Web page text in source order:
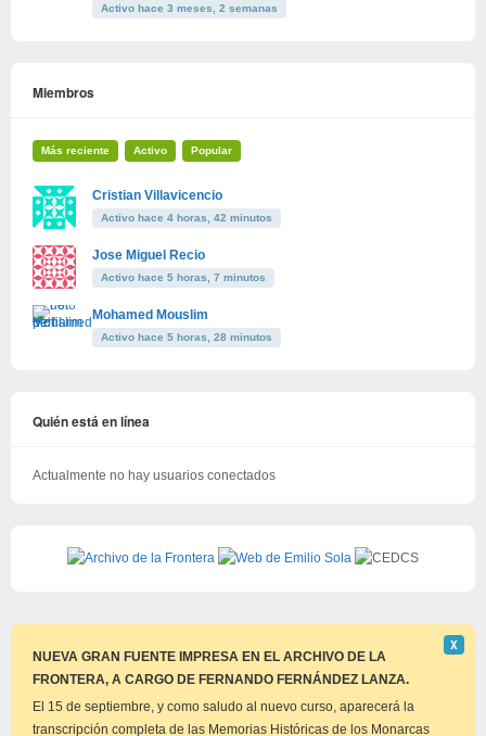
Activo hace 3 meses, 2 semanas
Miembros
Más reciente Activo Popular
Cristian Villavicencio
Activo hace 4 horas, 42 minutos
Jose Miguel Recio
Activo hace 5 horas, 7 minutos
Mohamed Mouslim
Activo hace 5 horas, 28 minutos
Quién está en línea
Actualmente no hay usuarios conectados
NUEVA GRAN FUENTE IMPRESA EN EL ARCHIVO DE LA
FRONTERA, A CARGO DE FERNANDO FERNÁNDEZ LANZA.
este
Χ
El 15 de septiembre, y como saludo al nuevo curso, aparecerá la
transcripción completa de las Memorias Históricas de los Monarcas